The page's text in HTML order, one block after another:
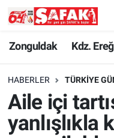
Zonguldak Kdz.
HABERLER TÜRKIYE
Aile içi
yanlışlıkla
Zonguldak
Kdz. Ereğli
Çaycuma
Zonguldak
Zonguldak Hava
Zonguldak